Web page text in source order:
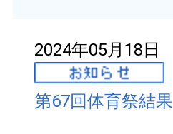
2024年05月18日
第67回体育祭結果